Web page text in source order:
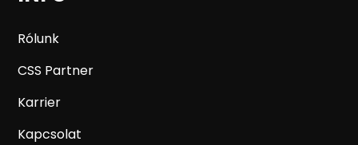
Rólunk
CSS Partner
Karrier
Kapcsolat